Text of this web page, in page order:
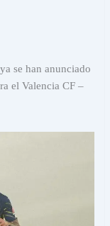
se han anunciado
el Valencia CF –